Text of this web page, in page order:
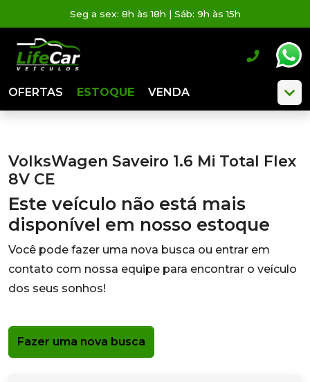
Seg a sex: 8h às 18h | Sáb: 9h às 15h
OFERTAS ESTOQUE VENDA
VolksWagen Saveiro 1.6 Mi Total Flex
8V CE
Este veículo não está mais
disponível em nosso estoque
Você pode fazer uma nova busca ou entrar em
contato com nossa equipe para encontrar o veículo
dos seus sonhos!
Fazer uma nova busca